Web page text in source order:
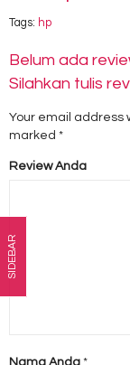
Tags: hp
Belum ada
Silahkan tulis
Your email address
marked *
Review Anda
Nama Anda *
SIDEBAR